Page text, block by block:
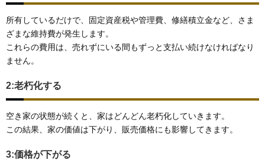
所有しているだけで、固定資産税や管理費、修繕積立金など、さま
ざまな維持費が発生します。
これらの費用は、売れずにいる間もずっと支払い続けなければなり
ません。
2:老朽化する
空き家の状態が続くと、家はどんどん老朽化していきます。
この結果、家の価値は下がり、販売価格にも影響してきます。
3:価格が下がる